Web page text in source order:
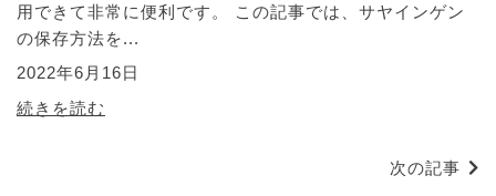
用できて非常に便利です。 この記事では、サヤインゲン
の保存方法を...
2022年6月16日
続きを読む
次の記事